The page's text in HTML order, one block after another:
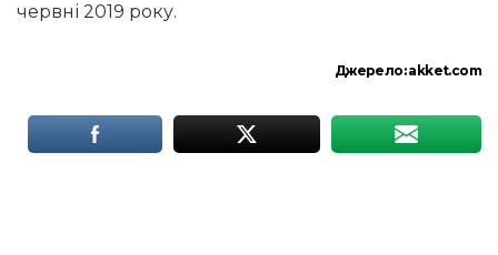
червні 2019 року.
Джерело:akket.com